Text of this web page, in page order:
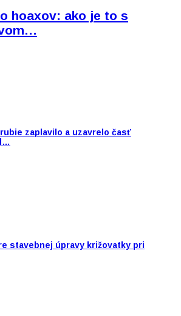
hoaxov: ako je to s
zaplavilo a uzavrelo časť
stavebnej úpravy križovatky pri